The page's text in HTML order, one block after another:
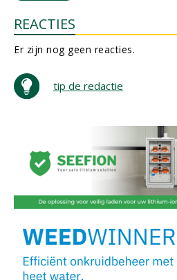
REACTIES
Er zijn nog geen reacties.
tip de redactie